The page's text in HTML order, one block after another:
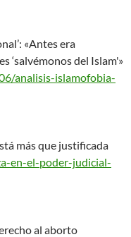
«Antes era
‘salvémonos del Islam'»
analisis-islamofobia-
más que justificada
en-el-poder-judicial-
al aborto